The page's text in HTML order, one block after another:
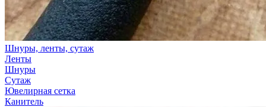
Шнуры, ленты, сутаж
Ленты
Шнуры
Сутаж
Ювелирная сетка
Канитель